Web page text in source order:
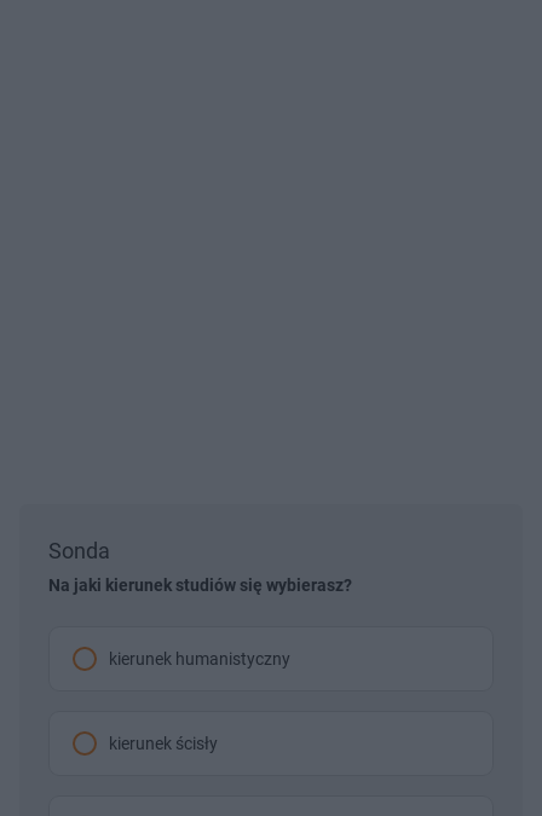
Sonda
Na jaki kierunek studiów się wybierasz?
kierunek humanistyczny
kierunek ścisły